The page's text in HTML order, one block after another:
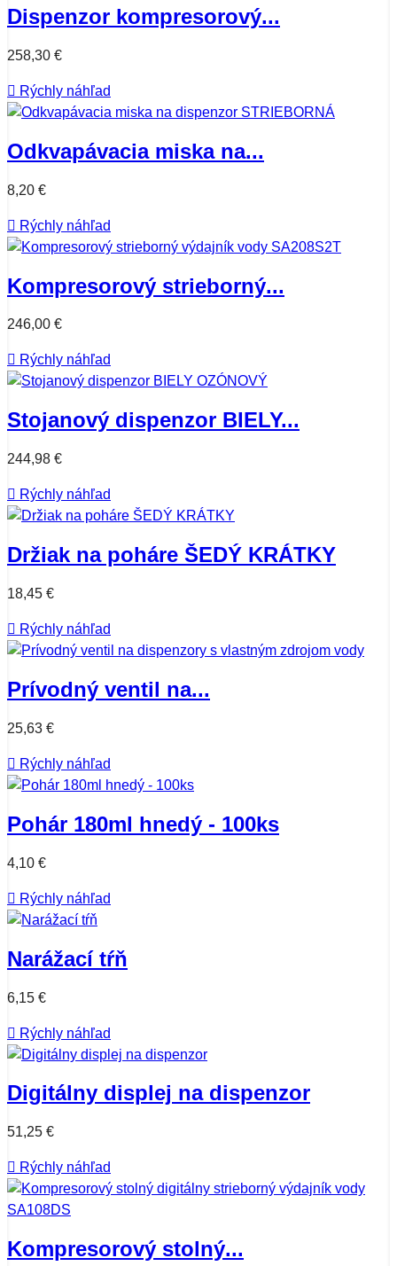
Dispenzor kompresorový...
258,30 €
 Rýchly náhľad
Odkvapávacia miska na...
8,20 €
 Rýchly náhľad
Kompresorový strieborný...
246,00 €
 Rýchly náhľad
Stojanový dispenzor BIELY...
244,98 €
 Rýchly náhľad
Držiak na poháre ŠEDÝ KRÁTKY
18,45 €
 Rýchly náhľad
Prívodný ventil na...
25,63 €
 Rýchly náhľad
Pohár 180ml hnedý - 100ks
4,10 €
 Rýchly náhľad
Narážací tŕň
6,15 €
 Rýchly náhľad
Digitálny displej na dispenzor
51,25 €
 Rýchly náhľad
Kompresorový stolný...